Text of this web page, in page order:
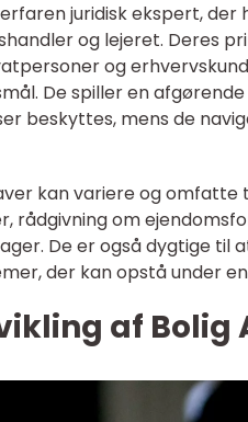
juridisk ekspert,
og lejeret. Deres
og
De spiller en
beskyttes, mens de
kan variere og
rådgivning om
De er også dygtige til
der kan opstå under
af Bolig